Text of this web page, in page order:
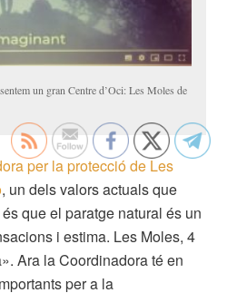
un gran Centre d’Oci: Les Moles de
per la protecció de Les
, un dels valors actuals que
que el paratge natural és un
i estima. Les Moles, 4
Ara la Coordinadora té en
per a la